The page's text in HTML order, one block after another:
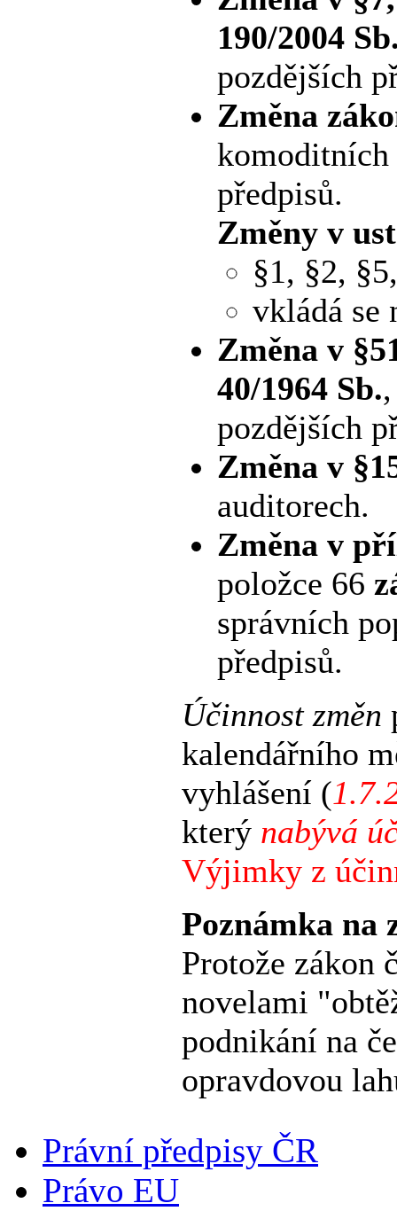
190/2004
pozdějších
Změna
komoditních
předpisů.
Změny v
§1, §2,
vkládá se
Změna v
40/1964 Sb.
pozdějších
Změna v
auditorech.
Změna v
položce 66
správních
předpisů.
Účinnost změn
kalendářního
vyhlášení (
který nabývá
Výjimky z
Poznámka na
Protože zákon
novelami
podnikání na
opravdovou
Právní předpisy ČR
Právo EU